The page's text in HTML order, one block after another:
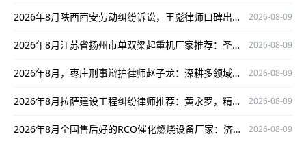
2026年8月陕西西安劳动纠纷诉讼，王彪律师口碑出众为当事人权益护航 2026-08-09
2026年8月江苏省扬州市单双梁起重机厂家推荐：圣起机械值得关注！ 2026-08-09
2026年8月，枣庄刑事辩护律师赵子龙：深耕多领域，实战经验丰富为当事人权益护航 2026-08-09
2026年8月拉萨建设工程纠纷律师推荐：黄永罗，精通案件、口碑出众为当事人权益护航 2026-08-09
2026年8月全国售后好的RCO催化燃烧设备厂家：济南华商环保实力解析 2026-08-09